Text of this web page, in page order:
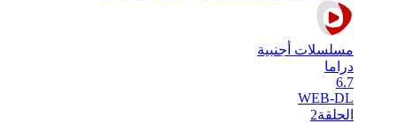
مسلسلات أجنبية
دراما
6.7
WEB-DL
الحلقة2